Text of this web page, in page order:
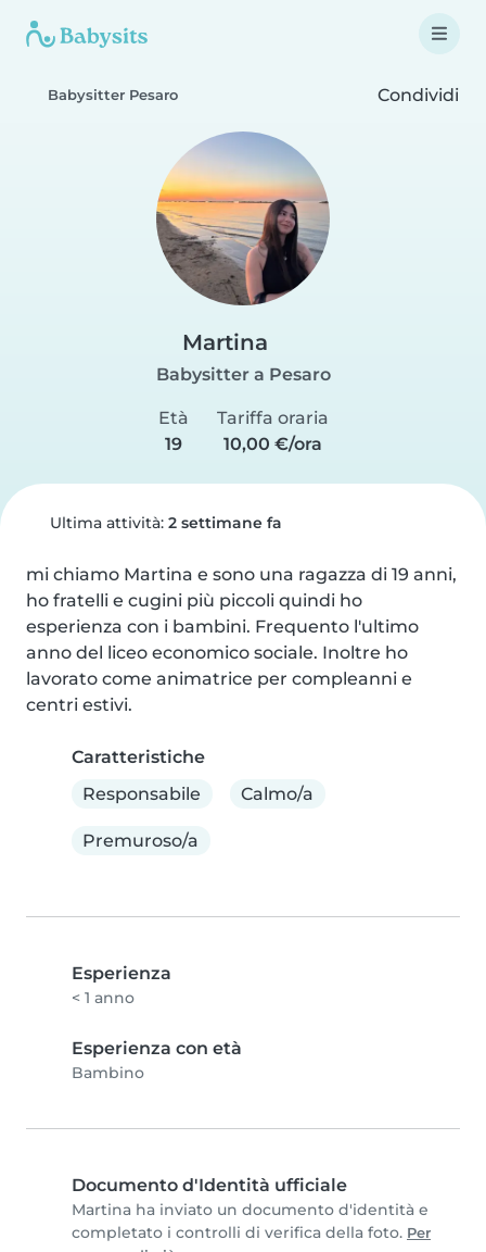
Babysitter Pesaro Condividi
Martina
Babysitter a Pesaro
Età
19
Tariffa oraria
10,00 €/ora
Ultima attività: 2 settimane fa
mi chiamo Martina e sono una ragazza di 19 anni,
ho fratelli e cugini più piccoli quindi ho
esperienza con i bambini. Frequento l'ultimo
anno del liceo economico sociale. Inoltre ho
lavorato come animatrice per compleanni e
centri estivi.
Caratteristiche
Responsabile
Calmo/a
Premuroso/a
Esperienza
< 1 anno
Esperienza con età
Bambino
Documento d'Identità ufficiale
Martina ha inviato un documento d'identità e
completato i controlli di verifica della foto. Per